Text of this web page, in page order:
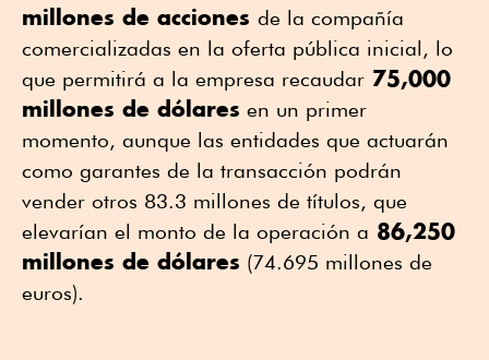
millones de acciones de la compañía
comercializadas en la oferta pública inicial, lo
que permitirá a la empresa recaudar 75,000
millones de dólares en un primer
momento, aunque las entidades que actuarán
como garantes de la transacción podrán
vender otros 83.3 millones de títulos, que
elevarían el monto de la operación a 86,250
millones de dólares (74.695 millones de
euros).